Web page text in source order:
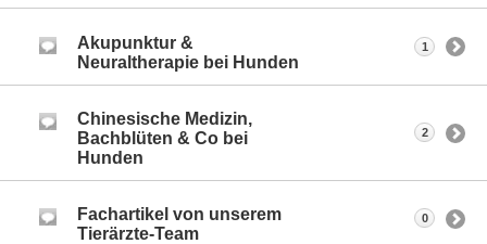
Akupunktur &
Neuraltherapie bei Hunden
1
Chinesische Medizin,
Bachblüten & Co bei
Hunden
2
Fachartikel von unserem
Tierärzte-Team
0